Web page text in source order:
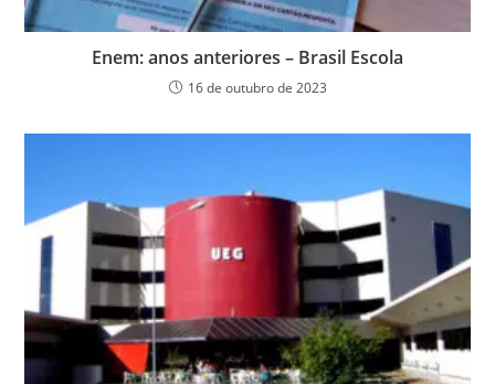
Enem: anos anteriores – Brasil Escola
16 de outubro de 2023